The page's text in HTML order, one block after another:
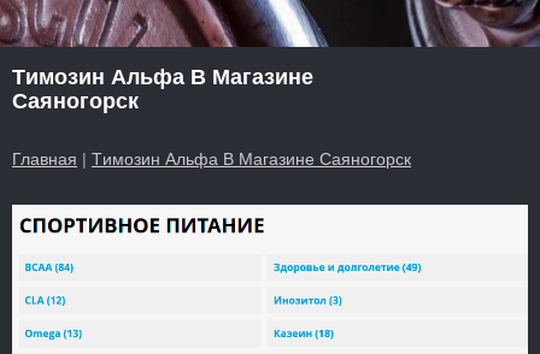
Tимозин Альфа В Магазине
Саяногорск
Главная | Tимозин Альфа В Магазине Саяногорск